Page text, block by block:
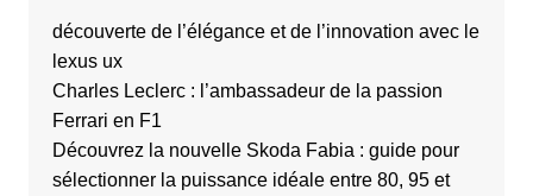
découverte de l’élégance et de l’innovation avec le
lexus ux
Charles Leclerc : l’ambassadeur de la passion
Ferrari en F1
Découvrez la nouvelle Skoda Fabia : guide pour
sélectionner la puissance idéale entre 80, 95 et